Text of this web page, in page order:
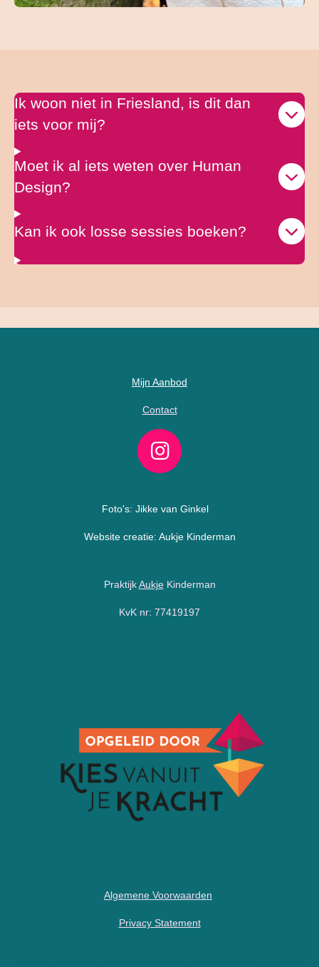
Ik woon niet in Friesland, is dit dan
iets voor mij?
Moet ik al iets weten over Human
Design?
Kan ik ook losse sessies boeken?
Mijn Aanbod
Contact
I
s
a
r
a
Foto's: Jikke van Ginkel
Website creatie: Aukje Kinderman
PraktijkAukjeKinderman
KvK nr: 77419197
Algemene Voorwaarden
Privacy Statement